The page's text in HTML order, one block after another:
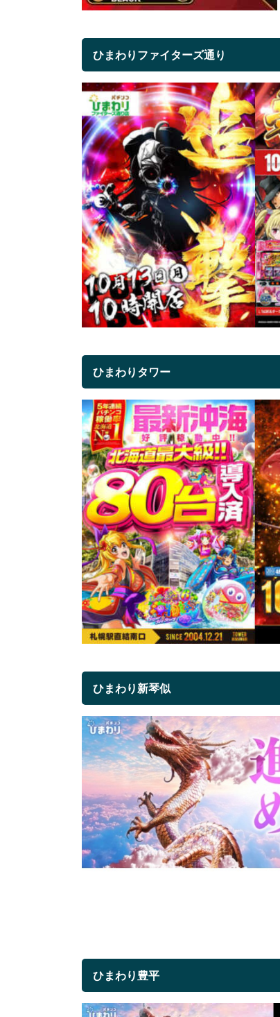
ひまわりファイターズ通り
ひまわりタワー
ひまわり新琴似
ひまわり豊平